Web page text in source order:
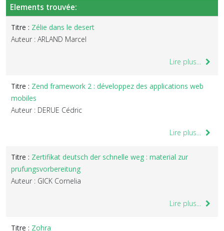
Elements trouvée:
Titre : Zélie dans le desert
Auteur : ARLAND Marcel
Lire plus...
Titre : Zend framework 2 : développez des applications web
mobiles
Auteur : DERUE Cédric
Lire plus...
Titre : Zertifikat deutsch der schnelle weg : material zur
prufungsvorbereitung
Auteur : GICK Cornelia
Lire plus...
Titre : Zohra